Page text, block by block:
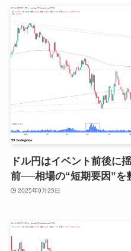
ドル円はイベント前後に
前──相場の“短期要因”を
2025年9月25日